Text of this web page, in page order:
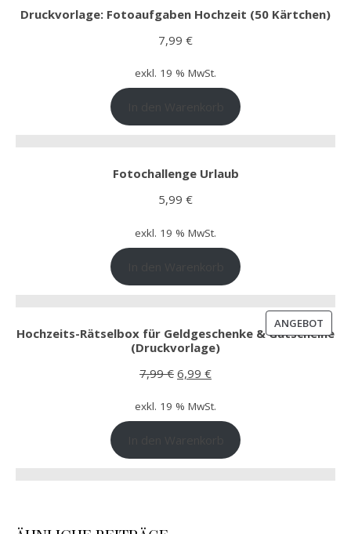
Druckvorlage: Fotoaufgaben Hochzeit (50 Kärtchen)
7,99 €
exkl. 19 % MwSt.
Fotochallenge Urlaub
5,99 €
exkl. 19 % MwSt.
ANGEBOT
Hochzeits-Rätselbox für Geldgeschenke & Gutscheine
(Druckvorlage)
7,99€ Ursprünglicher Preis war: 7,99 €
6,99 €Aktueller Preis ist: 6,99 €.
exkl. 19 % MwSt.